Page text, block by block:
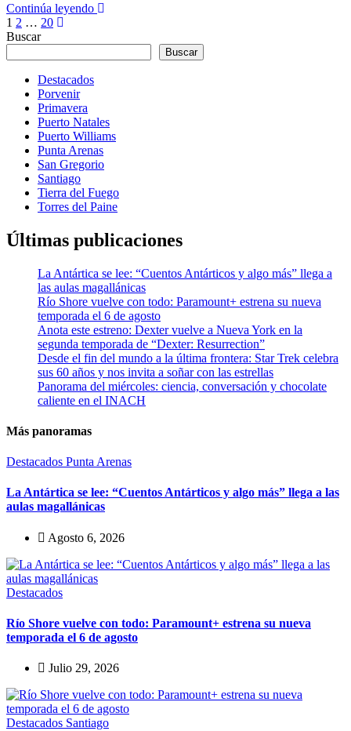
Continúa leyendo
Paginación
de
entradas
1 2 … 20
Buscar
Buscar
Destacados
Porvenir
Primavera
Puerto Natales
Puerto Williams
Punta Arenas
San Gregorio
Santiago
Tierra del Fuego
Torres del Paine
Últimas publicaciones
La Antártica se lee: “Cuentos Antárticos y algo más” llega a
las aulas magallánicas
Río Shore vuelve con todo: Paramount+ estrena su nueva
temporada el 6 de agosto
Anota este estreno: Dexter vuelve a Nueva York en la
segunda temporada de “Dexter: Resurrection”
Desde el fin del mundo a la última frontera: Star Trek celebra
sus 60 años y nos invita a soñar con las estrellas
Panorama del miércoles: ciencia, conversación y chocolate
caliente en el INACH
Más panoramas
Destacados Punta Arenas
La Antártica se lee: “Cuentos Antárticos y algo más” llega a las
aulas magallánicas
Agosto 6, 2026
Destacados
Río Shore vuelve con todo: Paramount+ estrena su nueva
temporada el 6 de agosto
Julio 29, 2026
Destacados Santiago